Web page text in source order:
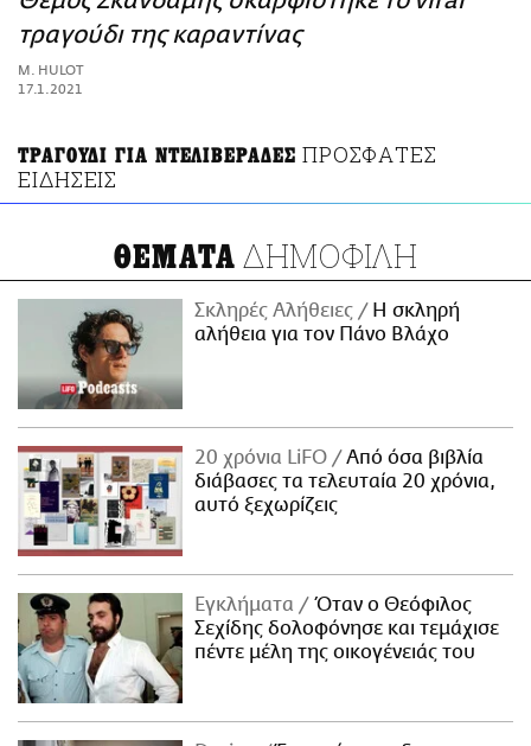
ΑΜΠΑ
PRINT
τραγούδι της καραντίνας
M. HULOT
17.1.2021
ΤΡΑΓΟΥΔΙ ΓΙΑ ΝΤΕΛΙΒΕΡΑΔΕΣ ΠΡΟΣΦΑΤΕΣ
ΕΙΔΗΣΕΙΣ
ΘΕΜΑΤΑ ΔΗΜΟΦΙΛΗ
Σκληρές Αλήθειες
H σκληρή
αλήθεια για τον Πάνο Βλάχο
20 χρόνια LiFO
Από όσα βιβλία
διάβασες τα τελευταία 20 χρόνια,
αυτό ξεχωρίζεις
Εγκλήματα
Όταν ο Θεόφιλος
Σεχίδης δολοφόνησε και τεμάχισε
πέντε μέλη της οικογένειάς του